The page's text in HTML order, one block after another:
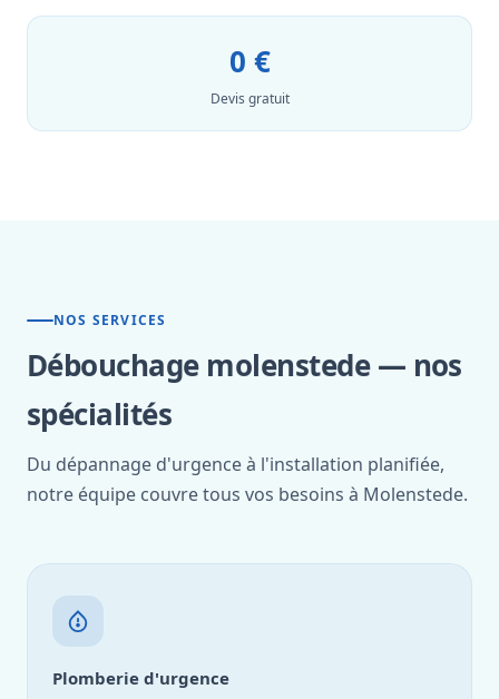
0 €
Devis gratuit
NOS SERVICES
Débouchage molenstede — nos
spécialités
Du dépannage d'urgence à l'installation planifiée,
notre équipe couvre tous vos besoins à Molenstede.
Plomberie d'urgence